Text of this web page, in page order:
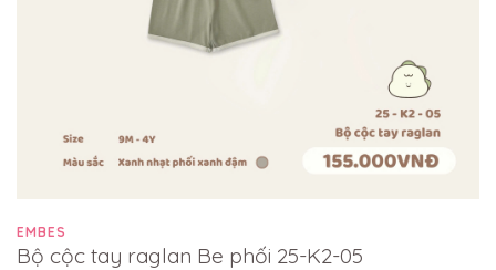
EMBES
Bộ cộc tay raglan Be phối 25-K2-05